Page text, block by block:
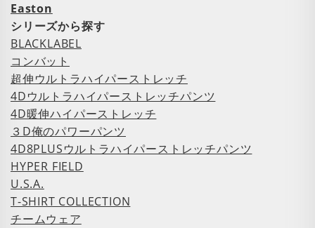
Easton
シリーズから探す
BLACKLABEL
コンバット
超伸ウルトラハイパーストレッチ
4Dウルトラハイパーストレッチパンツ
4D暖伸ハイパーストレッチ
３D俺のパワーパンツ
4D8PLUSウルトラハイパーストレッチパンツ
HYPER FIELD
U.S.A.
T-SHIRT COLLECTION
チームウェア